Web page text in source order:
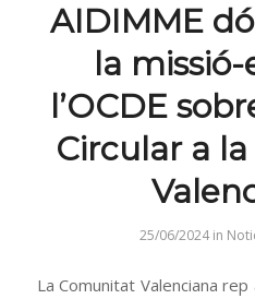
AIDIMME
la
l’OCDE
Circular a
25/06/2024 in
La Comunitat Valenciana rep